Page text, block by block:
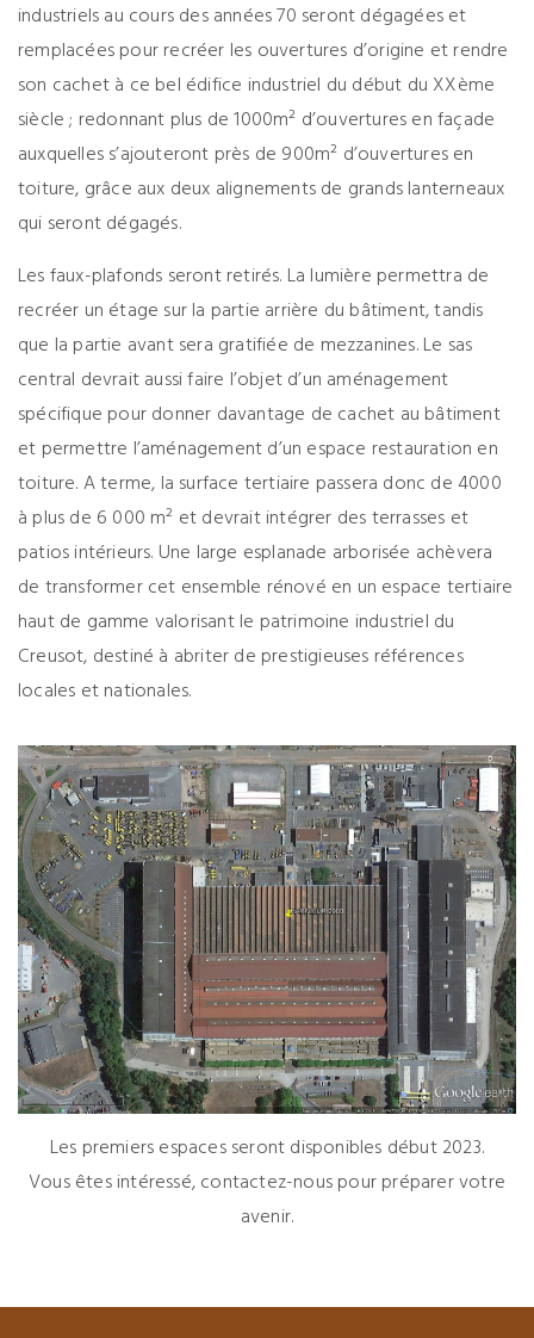
industriels au cours des années 70 seront dégagées et
remplacées pour recréer les ouvertures d’origine et rendre
son cachet à ce bel édifice industriel du début du XXème
siècle ; redonnant plus de 1000m² d’ouvertures en façade
auxquelles s’ajouteront près de 900m² d’ouvertures en
toiture, grâce aux deux alignements de grands lanterneaux
qui seront dégagés.
Les faux-plafonds seront retirés. La lumière permettra de
recréer un étage sur la partie arrière du bâtiment, tandis
que la partie avant sera gratifiée de mezzanines. Le sas
central devrait aussi faire l’objet d’un aménagement
spécifique pour donner davantage de cachet au bâtiment
et permettre l’aménagement d’un espace restauration en
toiture. A terme, la surface tertiaire passera donc de 4000
à plus de 6 000 m² et devrait intégrer des terrasses et
patios intérieurs. Une large esplanade arborisée achèvera
de transformer cet ensemble rénové en un espace tertiaire
haut de gamme valorisant le patrimoine industriel du
Creusot, destiné à abriter de prestigieuses références
locales et nationales.
Les premiers espaces seront disponibles début 2023.
Vous êtes intéressé,contactez-nouspour préparer votre
avenir.